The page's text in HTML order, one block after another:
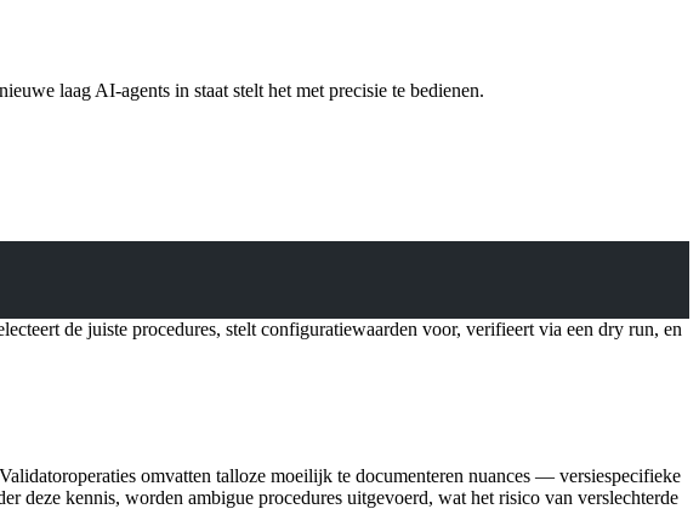
laag AI-agents in staat stelt het met precisie te bedienen.
de juiste procedures, stelt configuratiewaarden voor, verifieert via een dry run, en
omvatten talloze moeilijk te documenteren nuances — versiespecifieke
deze kennis, worden ambigue procedures uitgevoerd, wat het risico van verslechterde